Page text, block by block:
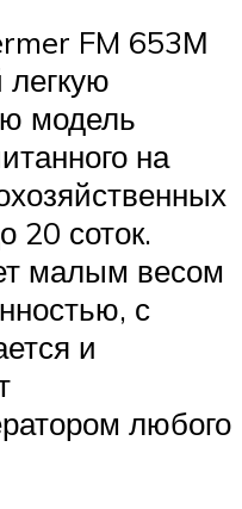
FM 653М
легкую
модель
на
20 соток.
малым весом
с
и
любого